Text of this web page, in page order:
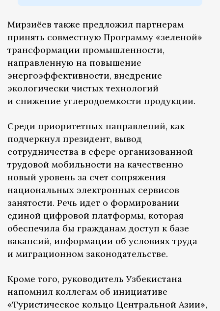
Мирзиёев также предложил партнерам
принять совместную Программу «зеленой»
трансформации промышленности,
направленную на повышение
энергоэффективности, внедрение
экологически чистых технологий
и снижение углеродоемкости продукции.
Среди приоритетных направлений, как
подчеркнул президент, вывод
сотрудничества в сфере организованной
трудовой мобильности на качественно
новый уровень за счет сопряжения
национальных электронных сервисов
занятости. Речь идет о формировании
единой цифровой платформы, которая
обеспечила бы гражданам доступ к базе
вакансий, информации об условиях труда
и миграционном законодательстве.
Кроме того, руководитель Узбекистана
напомнил коллегам об инициативе
«Туристическое кольцо Центральной Азии»,